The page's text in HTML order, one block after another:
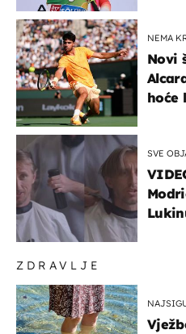
ZDRAVLJE
NEMA
Novi
hoće
SVE